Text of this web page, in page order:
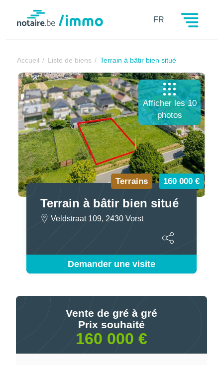
Notaire.be FR
Accueil Liste de biens Terrain à bâtir bien situé
Terrains 160 000 €
Terrain à bâtir bien situé
Veldstraat 109, 2430 Vorst
Demander une visite
Afficher les 10
photos
Vente de gré à gré
Prix souhaité
160 000 €